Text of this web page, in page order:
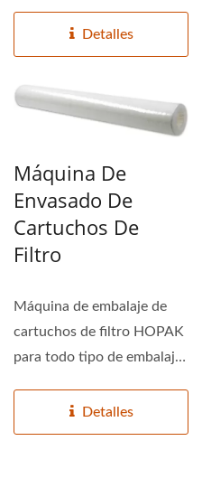
enormemente...
Detalles
Máquina De
Envasado De
Cartuchos De
Filtro
Máquina de embalaje de
cartuchos de filtro HOPAK
para todo tipo de embalaje
Detalles